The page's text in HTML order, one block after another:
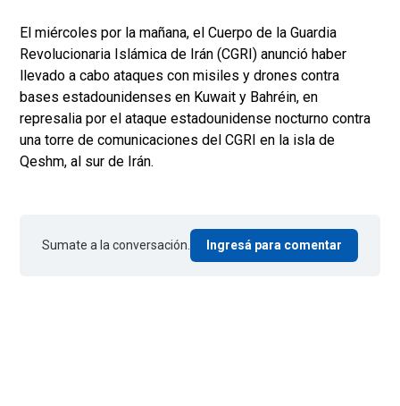
El miércoles por la mañana, el Cuerpo de la Guardia
Revolucionaria Islámica de Irán (CGRI) anunció haber
llevado a cabo ataques con misiles y drones contra
bases estadounidenses en Kuwait y Bahréin, en
represalia por el ataque estadounidense nocturno contra
una torre de comunicaciones del CGRI en la isla de
Qeshm, al sur de Irán.
Sumate a la conversación. Ingresá para comentar